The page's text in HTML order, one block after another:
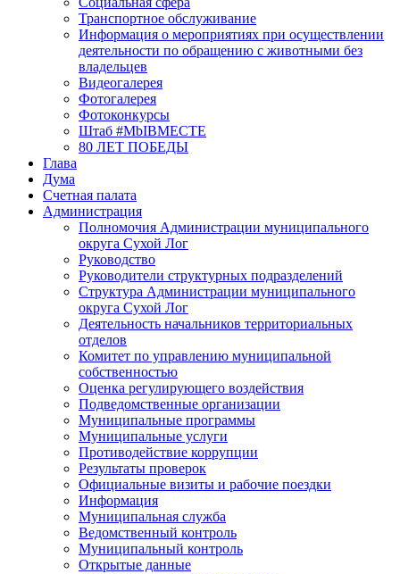
Транспортное обслуживание
Информация о мероприятиях при осуществлении
деятельности по обращению с животными без
владельцев
Видеогалерея
Фотогалерея
Фотоконкурсы
Штаб #MbIBMECTE
80 ЛЕТ ПОБЕДЫ
Глава
Дума
Счетная палата
Администрация
Полномочия Администрации муниципального
округа Сухой Лог
Руководство
Руководители структурных подразделений
Структура Администрации муниципального
округа Сухой Лог
Деятельность начальников территориальных
отделов
Комитет по управлению муниципальной
собственностью
Оценка регулирующего воздействия
Подведомственные организации
Муниципальные программы
Муниципальные услуги
Противодействие коррупции
Результаты проверок
Официальные визиты и рабочие поездки
Информация
Муниципальная служба
Ведомственный контроль
Муниципальный контроль
Открытые данные